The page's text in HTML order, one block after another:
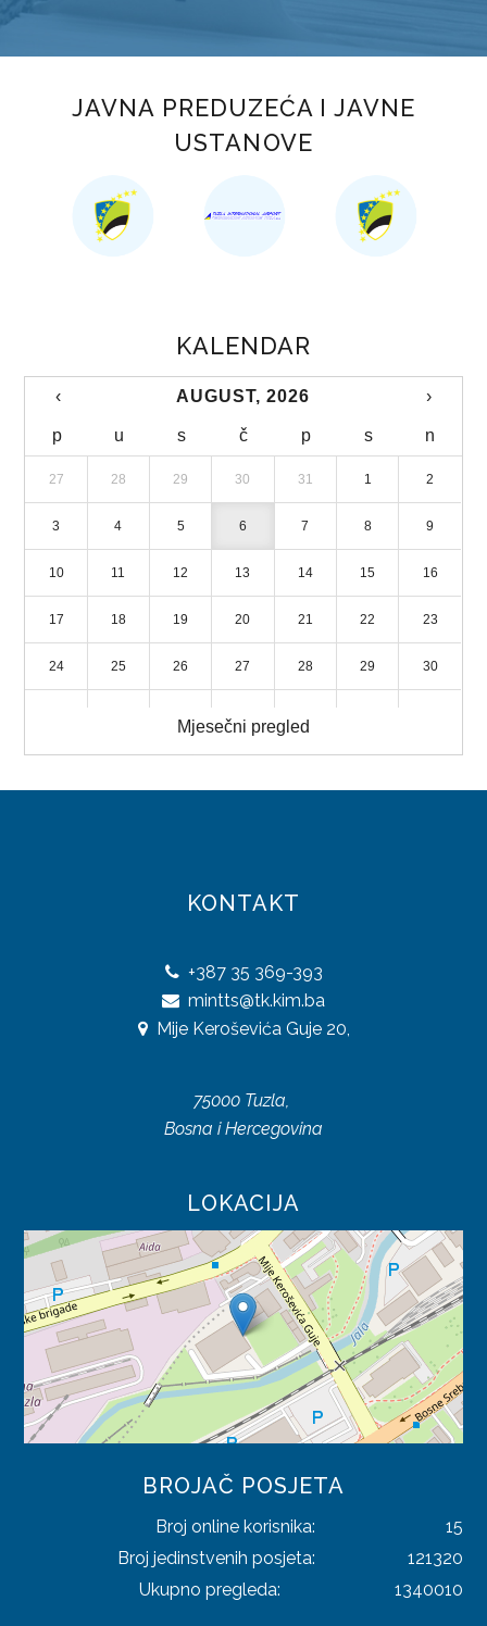
JAVNA PREDUZEĆA I JAVNE
USTANOVE
KALENDAR
‹ AUGUST, 2026 ›
p u s č p s n
27 28 29 30 31 1 2
3 4 5 6 7 8 9
10 11 12 13 14 15 16
17 18 19 20 21 22 23
24 25 26 27 28 29 30
Mjesečni pregled
KONTAKT
+387 35 369-393
mintts@tk.kim.ba
Mije Keroševića Guje 20,
75000 Tuzla,
Bosna i Hercegovina
LOKACIJA
BROJAČ POSJETA
Broj online korisnika:
15
Broj jedinstvenih posjeta:
121320
Ukupno pregleda:
1340010
TURISTIČKI FORUM
LICENCIRANE PUTNIČKE AGENCIJE
DIREKCIJA ROBNIH REZERVI
NADLEŽNOSTI
ORGANIZACIJA
PLAN JAVNIH NABAVKI
ODLUKE O IZBORU
UGOSTITELJSTVO
PRAVILNICI
SAOBRAĆAJ
TRGOVINA